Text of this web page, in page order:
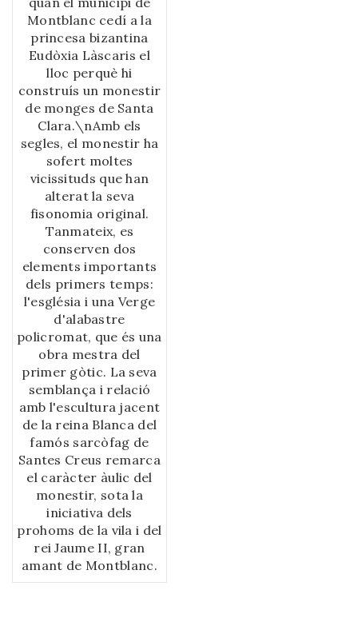
Montblanc cedí a la
princesa bizantina
Eudòxia Làscaris el
lloc perquè hi
construís un monestir
de monges de Santa
Clara.\nAmb els
segles, el monestir ha
sofert moltes
vicissituds que han
alterat la seva
fisonomia original.
Tanmateix, es
conserven dos
elements importants
dels primers temps:
l'església i una Verge
d'alabastre
policromat, que és una
obra mestra del
primer gòtic. La seva
semblança i relació
amb l'escultura jacent
de la reina Blanca del
famós sarcòfag de
Santes Creus remarca
el caràcter àulic del
monestir, sota la
iniciativa dels
prohoms de la vila i del
rei Jaume II, gran
amant de Montblanc.